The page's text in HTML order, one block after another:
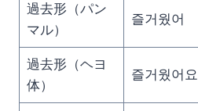
過去形（パン
マル）
즐거웠어
過去形（ヘヨ
体）
즐거웠어요